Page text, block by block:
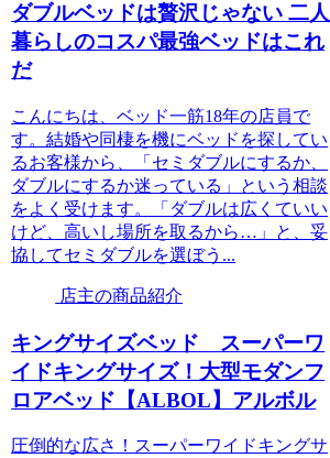
ダブルベッドは贅沢じゃない 二人
暮らしのコスパ最強ベッドはこれ
だ
こんにちは、ベッド一筋18年の店員で
す。結婚や同棲を機にベッドを探してい
るお客様から、「セミダブルにするか、
ダブルにするか迷っている」という相談
をよく受けます。「ダブルは広くていい
けど、高いし場所を取るから…」と、妥
協してセミダブルを選ぼう...
店主の商品紹介
キングサイズベッド スーパーワ
イドキングサイズ！大型モダンフ
ロアベッド【ALBOL】アルボル
圧倒的な広さ！スーパーワイドキングサ